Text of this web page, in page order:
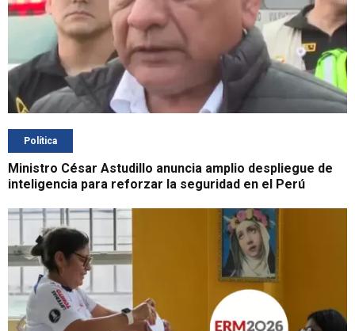
Política
Ministro César Astudillo anuncia amplio despliegue de
inteligencia para reforzar la seguridad en el Perú